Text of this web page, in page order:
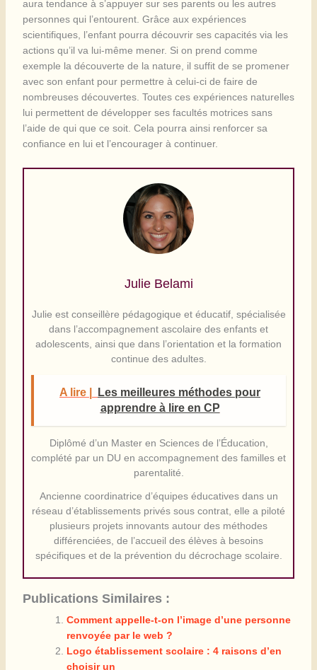
aura tendance à s’appuyer sur ses parents ou les autres
personnes qui l’entourent. Grâce aux expériences
scientifiques, l’enfant pourra découvrir ses capacités via les
actions qu’il va lui-même mener. Si on prend comme
exemple la découverte de la nature, il suffit de se promener
avec son enfant pour permettre à celui-ci de faire de
nombreuses découvertes. Toutes ces expériences naturelles
lui permettent de développer ses facultés motrices sans
l’aide de qui que ce soit. Cela pourra ainsi renforcer sa
confiance en lui et l’encourager à continuer.
Julie Belami
Julie est conseillère pédagogique et éducatif, spécialisée
dans l’accompagnement ascolaire des enfants et
adolescents, ainsi que dans l’orientation et la formation
continue des adultes.
A lire |
Les meilleures méthodes pour
apprendre à lire en CP
Diplômé d’un Master en Sciences de l’Éducation,
complété par un DU en accompagnement des familles et
parentalité.
Ancienne coordinatrice d’équipes éducatives dans un
réseau d’établissements privés sous contrat, elle a piloté
plusieurs projets innovants autour des méthodes
différenciées, de l’accueil des élèves à besoins
spécifiques et de la prévention du décrochage scolaire.
Publications Similaires :
Comment appelle-t-on l’image d’une personne
renvoyée par le web ?
Logo établissement scolaire : 4 raisons d’en
choisir un